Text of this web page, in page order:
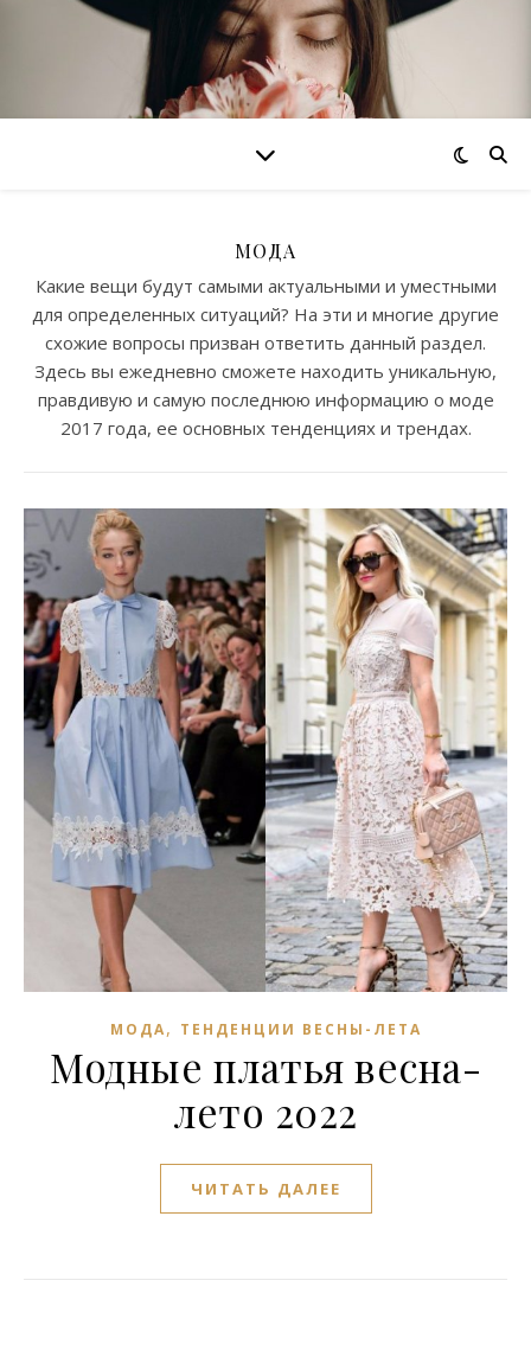
МОДА
Какие вещи будут самыми актуальными и уместными
для определенных ситуаций? На эти и многие другие
схожие вопросы призван ответить данный раздел.
Здесь вы ежедневно сможете находить уникальную,
правдивую и самую последнюю информацию о моде
2017 года, ее основных тенденциях и трендах.
МОДА, ТЕНДЕНЦИИ ВЕСНЫ-ЛЕТА
Модные платья весна-
лето 2022
ЧИТАТЬ ДАЛЕЕ